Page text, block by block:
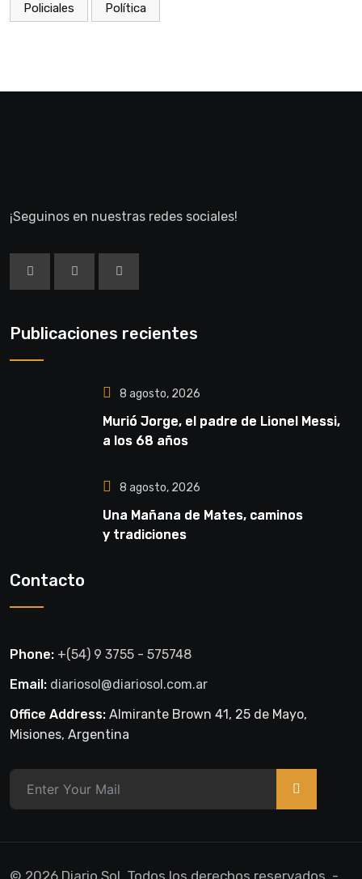
Policiales Política
¡Seguinos en nuestras redes sociales!
Publicaciones recientes
8 agosto, 2026
Murió Jorge, el padre de Lionel Messi,
a los 68 años
8 agosto, 2026
Una Mañana de Mates, caminos
y tradiciones
Contacto
Phone: +(54) 9 3755 - 575748
Email: diariosol@diariosol.com.ar
Office Address: Almirante Brown 41, 25 de Mayo,
Misiones, Argentina
>